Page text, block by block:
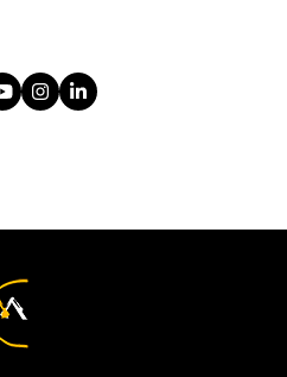
YouTubeInstagram
LinkedIn